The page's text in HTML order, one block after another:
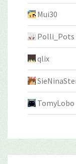
Mui30
Polli_Pots
qlix
TomyLobo